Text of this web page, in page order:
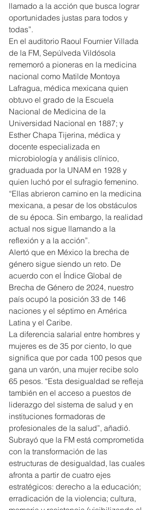
llamado a la acción que busca lograr
oportunidades justas para todos y
todas”.
En el auditorio Raoul Fournier Villada
de la FM, Sepúlveda Vildósola
rememoró a pioneras en la medicina
nacional como Matilde Montoya
Lafragua, médica mexicana quien
obtuvo el grado de la Escuela
Nacional de Medicina de la
Universidad Nacional en 1887; y
Esther Chapa Tijerina, médica y
docente especializada en
microbiología y análisis clínico,
graduada por la UNAM en 1928 y
quien luchó por el sufragio femenino.
“Ellas abrieron camino en la medicina
mexicana, a pesar de los obstáculos
de su época. Sin embargo, la realidad
actual nos sigue llamando a la
reflexión y a la acción”.
Alertó que en México la brecha de
género sigue siendo un reto. De
acuerdo con el Índice Global de
Brecha de Género de 2024, nuestro
país ocupó la posición 33 de 146
naciones y el séptimo en América
Latina y el Caribe.
La diferencia salarial entre hombres y
mujeres es de 35 por ciento, lo que
significa que por cada 100 pesos que
gana un varón, una mujer recibe solo
65 pesos. “Esta desigualdad se refleja
también en el acceso a puestos de
liderazgo del sistema de salud y en
instituciones formadoras de
profesionales de la salud”, añadió.
Subrayó que la FM está comprometida
con la transformación de las
estructuras de desigualdad, las cuales
afronta a partir de cuatro ejes
estratégicos: derecho a la educación;
erradicación de la violencia; cultura,